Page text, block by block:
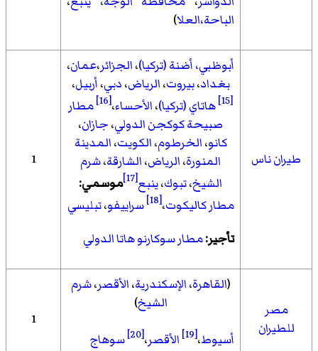
الباحة،العلا)
طيران ناس
أبوظبي،أضنة(تركيا)،الجزائر،عمان،
بغداد،بيروت،الرياض،دبي،أربيل،
[15] هاتاي (تركيا)،الأحساء،[16]
مطار
صبيحة كوكجن الدولي،جازان،
كانو،الخرطوم،الكويت،المدينة
المنورة،الرياض،الشارقة،شرم
الشيخ،تبوك،ينبع[17]
موسمي:
مطار كاليكوت،[18] سراييفو،تبليسي
تأجير:مطار سوكارنو هاتا الدولي
1
مصر
للطيران
(القاهرة،الإسكندرية،الأقصر،شرم
الشيخ)
أسيوط،[19] الأقصر،[20] سوهاج
1